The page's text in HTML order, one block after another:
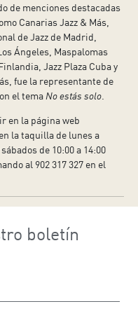
de menciones destacadas
Canarias Jazz & Más,
de Jazz de Madrid,
Ángeles, Maspalomas
Jazz Plaza Cuba y
fue la representante de
el tema No estás solo
en la página web
, en la taquilla de lunes a
de 10:00 a 14:00
al 902 317 327 en el
boletín